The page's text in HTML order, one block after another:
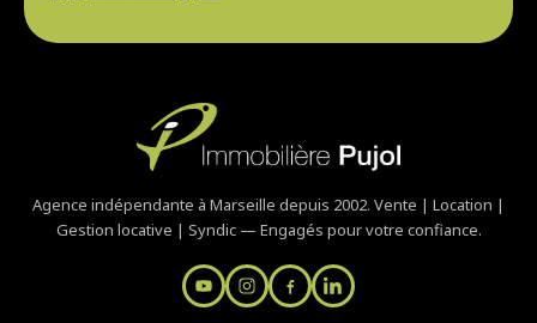
Agence indépendante à Marseille depuis 2002. Vente | Location |
Gestion locative | Syndic — Engagés pour votre confiance.